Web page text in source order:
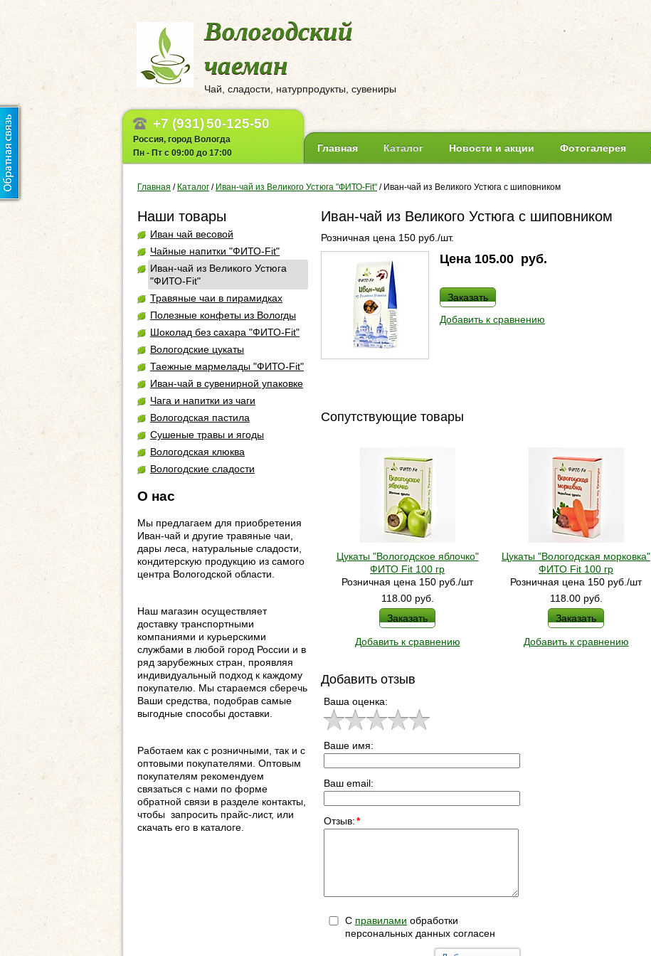
Вологодский
чаеман
Чай, сладости, натурпродукты, сувениры
+7 (931)50-125-50
Россия, город Вологда
Пн - Пт с 09:00 до 17:00
Главная Каталог Новости и акции Фотогалерея
Главная / Каталог / Иван-чай из Великого Устюга "ФИТО-Fit" / Иван-чай из Великого Устюга с шиповником
Наши товары
Иван чай весовой
Чайные напитки "ФИТО-Fit"
Иван-чай из Великого Устюга
"ФИТО-Fit"
Травяные чаи в пирамидках
Полезные конфеты из Вологды
Шоколад без сахара "ФИТО-Fit"
Вологодские цукаты
Таежные мармелады "ФИТО-Fit"
Иван-чай в сувенирной упаковке
Чага и напитки из чаги
Вологодская пастила
Сушеные травы и ягоды
Вологодская клюква
Вологодские сладости
О нас
Мы предлагаем для приобретения
Иван-чай и другие травяные чаи,
дары леса, натуральные сладости,
кондитерскую продукцию из самого
центра Вологодской области.
Наш магазин осуществляет
доставку транспортными
компаниями и курьерскими
службами в любой город России и в
ряд зарубежных стран, проявляя
индивидуальный подход к каждому
покупателю. Мы стараемся сберечь
Ваши средства, подобрав самые
выгодные способы доставки.
Работаем как с розничными, так и с
оптовыми покупателями. Оптовым
покупателям рекомендуем
связаться с нами по форме
обратной связи в разделе контакты,
чтобы запросить прайс-лист, или
скачать его в каталоге.
Иван-чай из Великого Устюга с шиповником
Розничная цена 150 руб./шт.
Цена 105.00 руб.
Заказать
Добавить к сравнению
Сопутствующие товары
Цукаты "Вологодское яблочко"
ФИТО Fit 100 гр
Розничная цена 150 руб./шт
118.00 руб.
Заказать
Добавить к сравнению
Цукаты "Вологодская морковка"
ФИТО Fit 100 гр
Розничная цена 150 руб./шт
118.00 руб.
Заказать
Добавить к сравнению
Добавить отзыв
Ваша оценка:
Ваше имя:
Ваш email:
Отзыв:*
С правилами обработки
персональных данных согласен